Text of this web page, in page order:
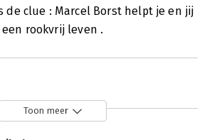
de clue : Marcel Borst helpt je en jij
rookvrij leven .
Toon meer